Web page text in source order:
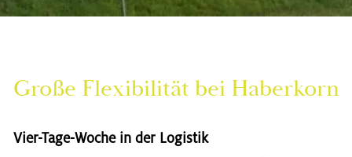
Große Fle­xi­bi­li­tät bei Ha­berkorn
Vier-Tage-Woche in der Lo­gis­tik